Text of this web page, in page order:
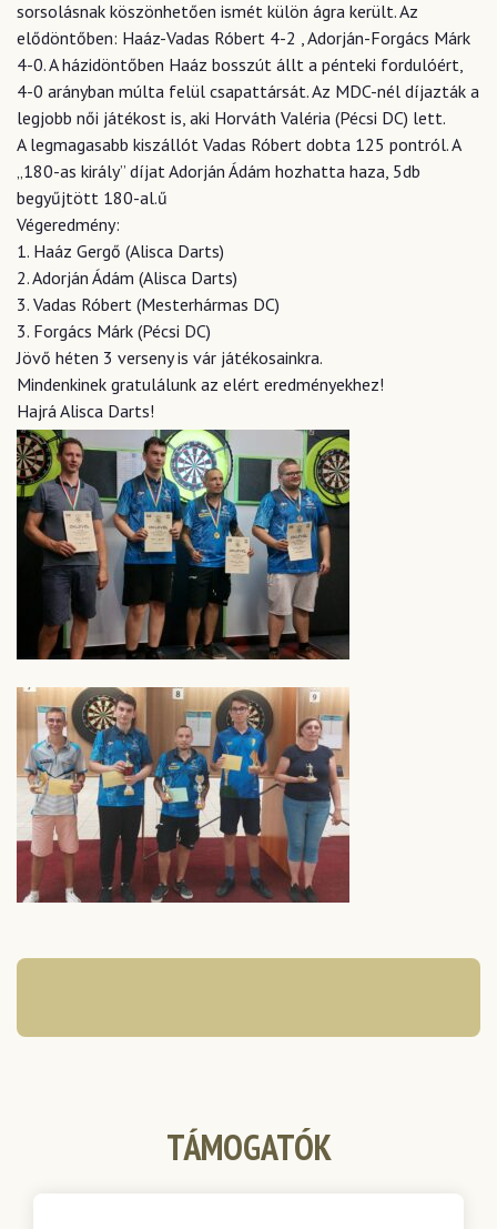
sorsolásnak köszönhetően ismét külön ágra került. Az
elődöntőben: Haáz-Vadas Róbert 4-2 , Adorján-Forgács Márk
4-0. A házidöntőben Haáz bosszút állt a pénteki fordulóért,
4-0 arányban múlta felül csapattársát. Az MDC-nél díjazták a
legjobb női játékost is, aki Horváth Valéria (Pécsi DC) lett.
A legmagasabb kiszállót Vadas Róbert dobta 125 pontról. A
„180-as király” díjat Adorján Ádám hozhatta haza, 5db
begyűjtött 180-al.ű
Végeredmény:
1. Haáz Gergő (Alisca Darts)
2. Adorján Ádám (Alisca Darts)
3. Vadas Róbert (Mesterhármas DC)
3. Forgács Márk (Pécsi DC)
Jövő héten 3 verseny is vár játékosainkra.
Mindenkinek gratulálunk az elért eredményekhez!
Hajrá Alisca Darts!
TÁMOGATÓK